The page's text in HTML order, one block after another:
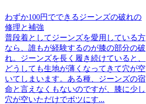
わずか100円でできるジーンズの破れの
修理と補強
普段着としてジーンズを愛用している方
なら、誰もが経験するのが膝の部分の破
れ。ジーンズを長く履き続けていると、
どうしても生地が薄くなってきて穴が空
いてしまいます。ある種、ジーンズの宿
命と言えなくもないのですが、膝に少し
穴が空いただけでボツにす...